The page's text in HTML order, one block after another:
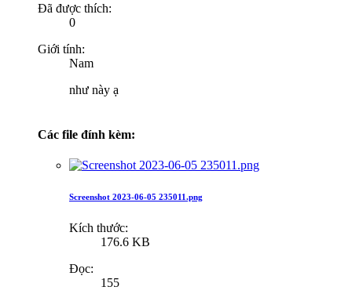
Đã được thích:
0
Giới tính:
Nam
như này ạ
Các file đính kèm:
Screenshot 2023-06-05 235011.png
Kích thước:
176.6 KB
Đọc:
155